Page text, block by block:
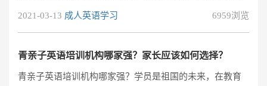
学，有的人的英语成绩是一直差到大学毕业的，而有的是
2021-03-13 成人英语学习 6959浏览
青亲子英语培训机构哪家强？家长应该如何选择？
青亲子英语培训机构哪家强？学员是祖国的未来，在教育